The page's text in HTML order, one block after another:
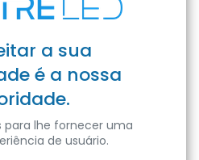
a sua
é a nossa
para lhe fornecer uma
de usuário.